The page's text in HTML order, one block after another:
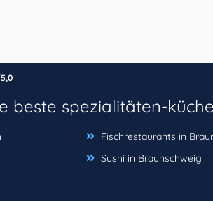
beste spezialitäten-
Fischrestaurants in
Sushi in Braunschweig